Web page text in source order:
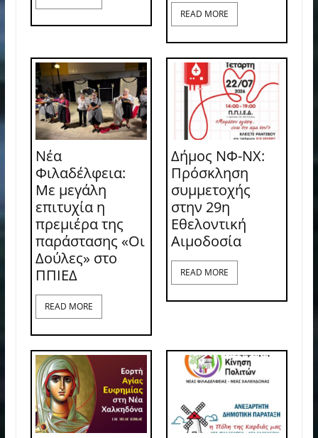
READ MORE
Νέα
Φιλαδέλφεια:
Με μεγάλη
επιτυχία η
πρεμιέρα της
παράστασης «Οι
Δούλες» στο
ΠΠΙΕΔ
READ MORE
Δήμος ΝΦ-ΝΧ:
Πρόσκληση
συμμετοχής
στην 29η
Εθελοντική
Αιμοδοσία
READ MORE